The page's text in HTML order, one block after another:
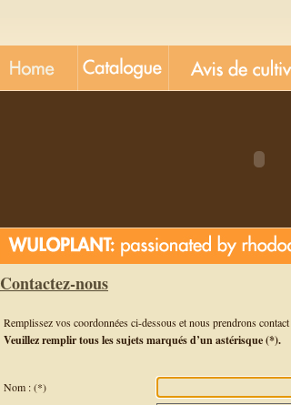
Contactez-nous
Remplissez vos coordonnées ci-dessous et nous prendrons
Veuillez remplir tous les sujets marqués d’un astérisque (*).
Nom : (*)